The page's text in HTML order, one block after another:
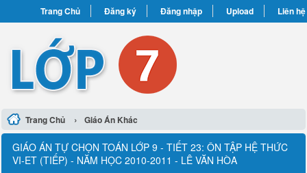
Trang Chủ Đăng ký Đăng nhập Upload Liên hệ
Trang Chủ › Giáo Án Khác
GIÁO ÁN TỰ CHỌN TOÁN LỚP 9 - TIẾT 23: ÔN TẬP HỆ THỨC
VI-ET (TIẾP) - NĂM HỌC 2010-2011 - LÊ VĂN HÒA